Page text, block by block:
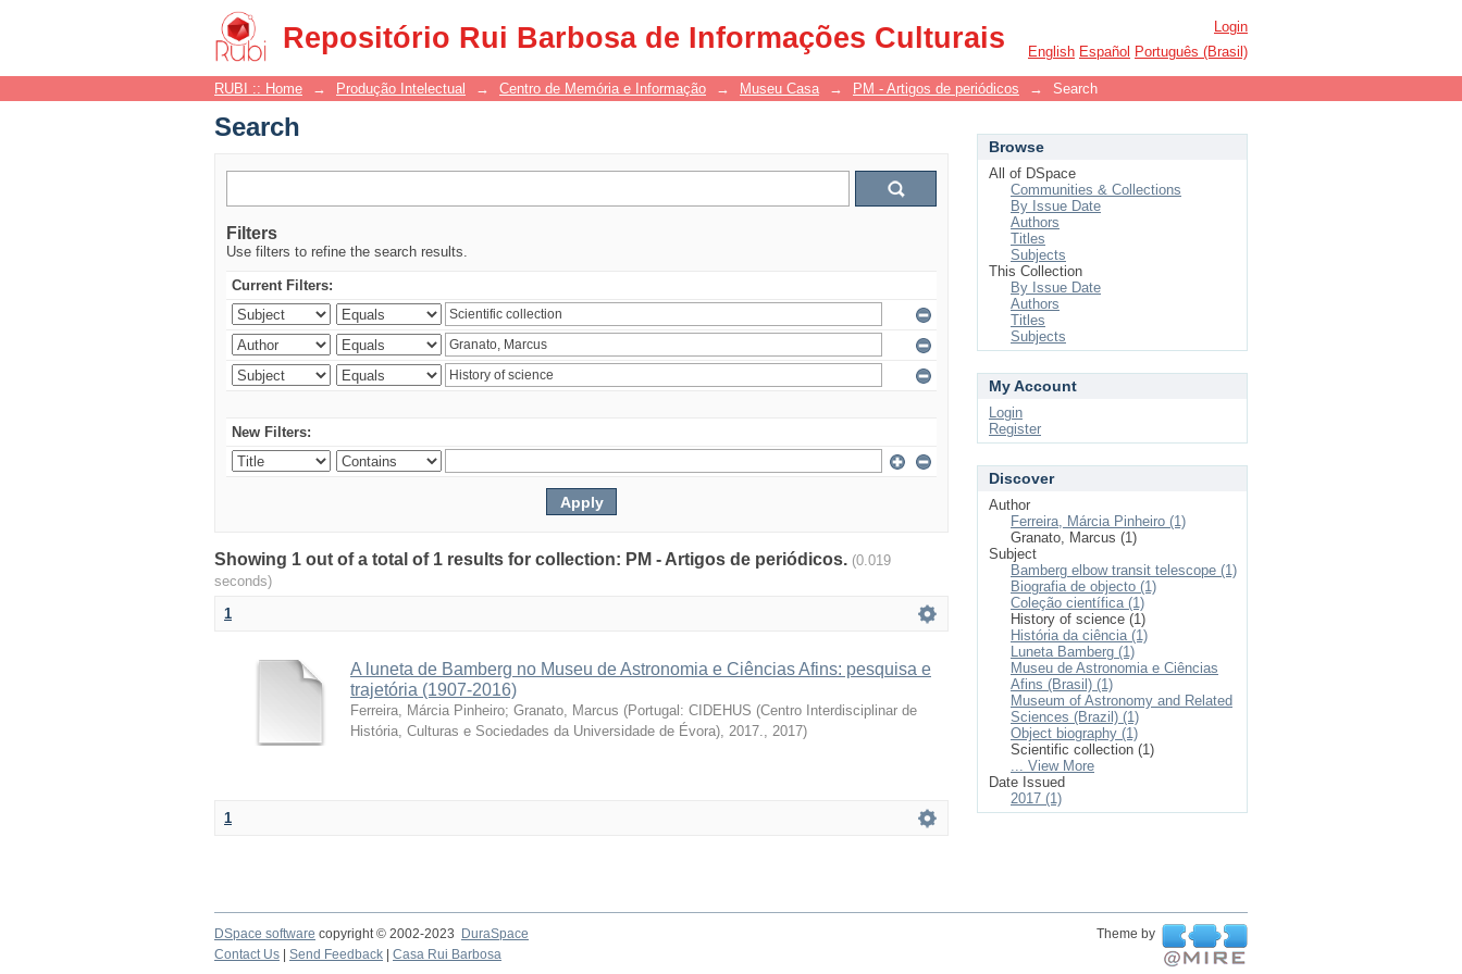
Repositório Rui Barbosa de Informações Culturais
Search
Login
English Español Português (Brasil)
RUBI :: Home → Produção Intelectual → Centro de Memória e Informação → Museu Casa → PM - Artigos de periódicos → Search
Search
Filters
Use filters to refine the search results.
Current Filters:
New Filters:
Showing 1 out of a total of 1 results for collection: PM - Artigos de periódicos. (0.019
seconds)
1
A luneta de Bamberg no Museu de Astronomia e Ciências Afins: pesquisa e
trajetória (1907-2016)
Ferreira, Márcia Pinheiro; Granato, Marcus (Portugal: CIDEHUS (Centro Interdisciplinar de
História, Culturas e Sociedades da Universidade de Évora), 2017., 2017)
1
Browse
All of DSpace
Communities & Collections
By Issue Date
Authors
Titles
Subjects
This Collection
By Issue Date
Authors
Titles
Subjects
My Account
Login
Register
Discover
Author
Ferreira, Márcia Pinheiro (1)
Granato, Marcus (1)
Subject
Bamberg elbow transit telescope (1)
Biografia de objecto (1)
Coleção científica (1)
History of science (1)
História da ciência (1)
Luneta Bamberg (1)
Museu de Astronomia e Ciências
Afins (Brasil) (1)
Museum of Astronomy and Related
Sciences (Brazil) (1)
Object biography (1)
Scientific collection (1)
... View More
Date Issued
2017 (1)
DSpace software copyright © 2002-2023 DuraSpace
Theme by
Contact Us
Send Feedback Casa Rui Barbosa